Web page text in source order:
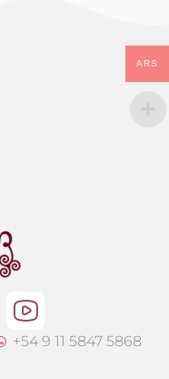
+54 9 11 5847 5868
ARS